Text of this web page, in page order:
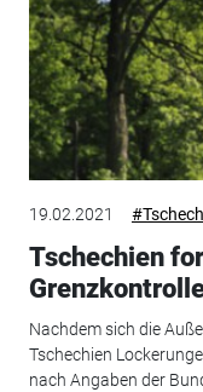
19.02.2021
Tschechien
Nachdem sich die
Tschechien
nach Angaben der